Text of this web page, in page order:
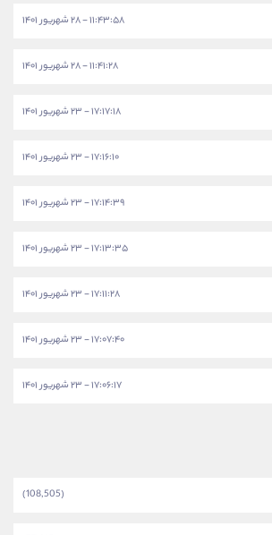
۱۱:۴۳:۵۸ - ۲۸ شهریور ۱۴۰۱
۱۱:۴۱:۲۸ - ۲۸ شهریور ۱۴۰۱
۱۷:۱۷:۱۸ - ۲۳ شهریور ۱۴۰۱
۱۷:۱۶:۱۰ - ۲۳ شهریور ۱۴۰۱
۱۷:۱۴:۳۹ - ۲۳ شهریور ۱۴۰۱
۱۷:۱۳:۳۵ - ۲۳ شهریور ۱۴۰۱
۱۷:۱۱:۲۸ - ۲۳ شهریور ۱۴۰۱
۱۷:۰۷:۴۰ - ۲۳ شهریور ۱۴۰۱
۱۷:۰۶:۱۷ - ۲۳ شهریور ۱۴۰۱
(108,505)